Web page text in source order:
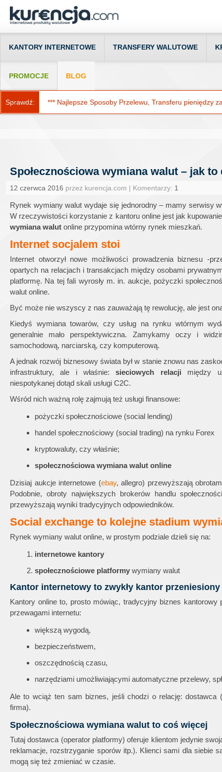
KANTORY INTERNETOWE TRANSFERY WALUTOWE
PROMOCJE BLOG
Sprawdź: *** Najlepsze Sposoby Przelewu, Transferu pieniędzy
Społecznościowa wymiana walut – jak to
12 czerwca 2016 przez kurencja.com | Komentarzy: 1
Rynek wymiany walut wydaje się jednorodny – mamy serwisy
W rzeczywistości korzystanie z kantoru online jest jak
wymiana walut online przypomina wtórny rynek mieszkań.
Internet socjalem stoi
Internet otworzył nowe możliwości prowadzenia biznesu -
opartych na relacjach i transakcjach między osobami
platformę. Na tej fali wyrosły m. in. aukcje, pożyczki
walut online.
Być może nie wszyscy z nas zauważają tę rewolucję, ale jest
Kiedyś wymiana towarów, czy usług na rynku wtórnym
generalnie mało perspektywiczna. Zamykamy oczy i
samochodową, narciarską, czy komputerową.
A jednak rozwój biznesowy świata był w stanie znowu nas
infrastruktury, ale i właśnie:sieciowych relacji między
niespotykanej dotąd skali usługi C2C.
Wśród nich ważną rolę zajmują też usługi finansowe:
pożyczki społecznościowe (social lending)
handel społecznościowy (social trading) na rynku Forex
kryptowaluty, czy właśnie;
społecznościowa wymiana walut online
Dzisiaj aukcje internetowe (ebay, allegro) przewyższają
Podobnie, obroty największych brokerów handlu
przewyższają wyniki tradycyjnych odpowiedników.
Social exchange to kolejne stadium
Rynek wymiany walut online, w prostym podziale dzieli się na:
internetowe kantory
społecznościowe platformy wymiany walut
Kantor internetowy to zwykły kantor
Kantory online to, prosto mówiąc, tradycyjny biznes
przewagami internetu:
większą wygodą,
bezpieczeństwem,
oszczędnością czasu,
narzędziami umożliwiającymi automatyczne przelewy,
Ale to wciąż ten sam biznes, jeśli chodzi o relację: dostawca
firma).
Społecznościowa wymiana walut to coś więcej
Tutaj dostawca (operator platformy) oferuje klientom jedynie
reklamacje, rozstrzyganie sporów itp.). Klienci sami dla siebie
mogą się też zmieniać w czasie.